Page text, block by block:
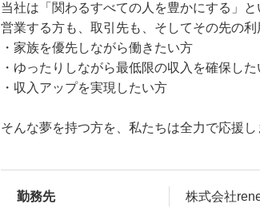
当社は「関わるすべての人を豊かにする」と
営業する方も、取引先も、そしてその先の
・家族を優先しながら働きたい方
・ゆったりしながら最低限の収入を確保した
・収入アップを実現したい方
そんな夢を持つ方を、私たちは全力で応援し
勤務先 株式会社